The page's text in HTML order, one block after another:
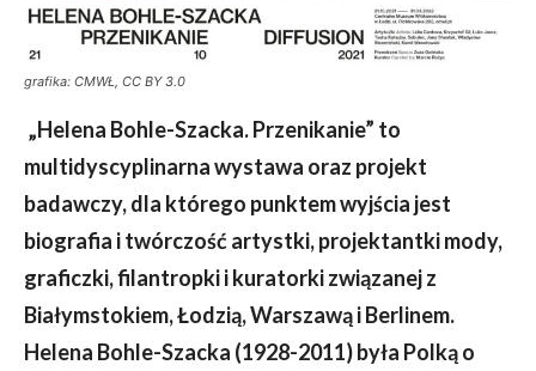
grafika: CMWŁ, CC BY 3.0
„Helena Bohle-Szacka. Przenikanie” to
multidyscyplinarna wystawa oraz projekt
badawczy, dla którego punktem wyjścia jest
biografia i twórczość artystki, projektantki mody,
graficzki, filantropki i kuratorki związanej z
Białymstokiem, Łodzią, Warszawą i Berlinem.
Helena Bohle-Szacka (1928-2011) była Polką o